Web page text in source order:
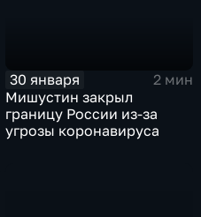
30 января
2 мин
Мишустин закрыл
границу России из-за
угрозы коронавируса